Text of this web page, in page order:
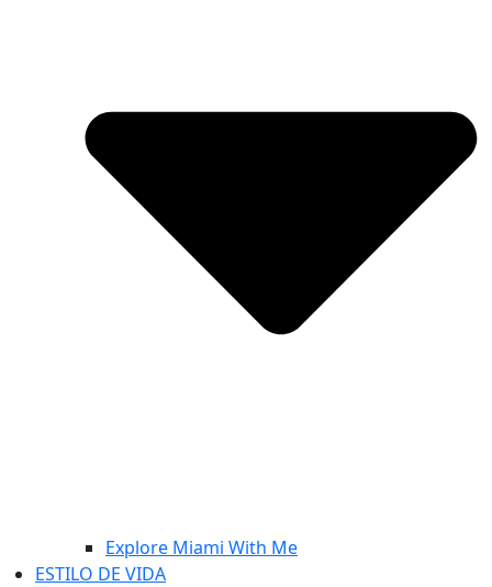
Explore Miami With Me
ESTILO DE VIDA